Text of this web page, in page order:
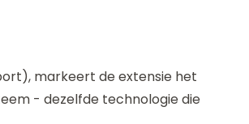
markeert de extensie het
- dezelfde technologie die